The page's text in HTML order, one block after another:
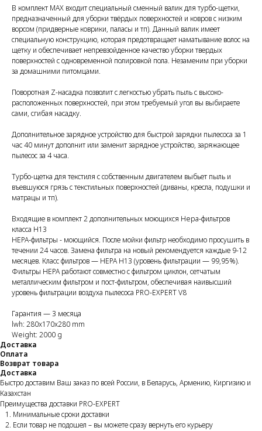
В комплект MAX входитспециальный сменный валик для турбо-щетки,
предназначенный для уборки твёрдых поверхностей и ковров с низким
ворсом (придверные коврики, паласы и тп). Данный валик имеет
специальную конструкцию, которая предотвращает наматывание волос на
щетку и обеспечивает непревзойденное качество уборки твердых
поверхностей с одновременной полировкой пола. Незаменим при уборки
за домашними питомцами.
Поворотная Z-насадка позволит с легкостью убрать пыль с высоко-
расположенных поверхностей, при этом требуемый угол вы выбираете
сами, сгибая насадку.
Дополнительное зарядное устройстводля быстрой зарядки пылесоса за 1
час 40 минут дополнит или заменит зарядное устройство, заряжающее
пылесос за 4 часа.
Турбо-щетка для текстиля с собственным двигателем выбьет пыль и
въевшуюся грязь с текстильных поверхностей (диваны, кресла, подушки и
матрацы и тп).
Входящие в комплект2 дополнительных моющихся Hepa-фильтров
класса H13
HEPA-фильтры - моющийся. После мойки фильтр необходимо просушить в
течении 24 часов. Замена фильтра на новый рекомендуется каждые 9-12
месяцев. Класс фильтров — HEPA H13 (уровень фильтрации — 99,95%).
Фильтры HEPA работают совместно с фильтром циклон, сетчатым
металлическим фильтром и пост-фильтром, обеспечивая наивысший
уровень фильтрации воздуха пылесоса PRO-EXPERT V8
Гарантия — 3 месяца
lwh: 280x170x280 mm
Weight: 2000 g
Доставка
Оплата
Возврат товара
Доставка
Быстро доставим Ваш заказ по всей России, в Беларусь, Армению, Киргизию и
Казахстан
Преимущества доставки PRO-EXPERT
Минимальные сроки доставки
Если товар не подошел – вы можете сразу вернуть его курьеру